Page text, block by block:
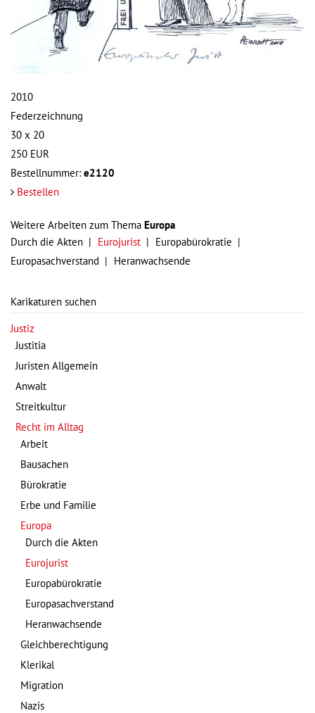
2010
Federzeichnung
30 x 20
250 EUR
Bestellnummer: e2120
Bestellen
Weitere Arbeiten zum Thema Europa
Durch die Akten
Eurojurist
Europabürokratie
Europasachverstand
Heranwachsende
Karikaturen suchen
Justiz
Justitia
Juristen Allgemein
Anwalt
Streitkultur
Recht im Alltag
Arbeit
Bausachen
Bürokratie
Erbe und Familie
Europa
Durch die Akten
Eurojurist
Europabürokratie
Europasachverstand
Heranwachsende
Gleichberechtigung
Klerikal
Migration
Nazis